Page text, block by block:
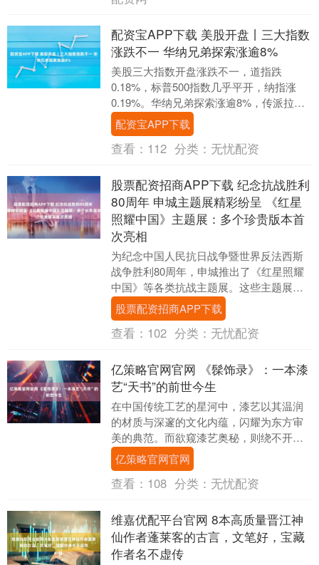
配资宝APP下载 美股开盘丨三大指数
涨跌不一 华纳兄弟探索涨逾8%
美股三大指数开盘涨跌不一，道指跌
0.18%，标普500指数几乎平开，纳指涨
0.19%。华纳兄弟探索涨逾8%，传派拉蒙
天舞拟提收购要约。超微电脑涨近6%，开
始批量....
配资宝APP下载
查看： 112 分类： 无忧配资
股票配资招商APP下载 纪念抗战胜利
80周年 申城主题展精彩纷呈 《红星
照耀中国》主题展：多个珍贵版本首
次亮相
为纪念中国人民抗日战争暨世界反法西斯
战争胜利80周年，申城推出了《红星照耀
中国》等各类抗战主题展。这些主题展用
丰富的展品、创意的展陈，带领观众走近
历史，传承红色....
股票配资招商APP下载
查看： 102 分类： 无忧配资
亿策略官网官网 《髹饰录》：一本漆
艺“天书”的前世今生
在中国传统工艺的星河中，漆艺以其温润
的材质与深邃的文化内蕴，闪耀为东方审
美的典范。而欲窥漆艺奥秘，则绕不开诞
生于明代隆庆年间的《髹饰录》。它并非
寻常工艺手册，而....
亿策略官网官网
查看： 108 分类： 无忧配资
维嘉优配平台官网 8本高质量晋江神
仙作者蓬莱客的古言，文笔好，宝藏
作者名不虚传